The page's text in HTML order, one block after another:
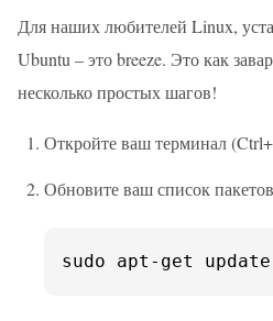
Для наших любителей Linux,
Ubuntu – это breeze. Это как
несколько простых шагов!
Откройте ваш терминал
Обновите ваш список
sudo apt-get update